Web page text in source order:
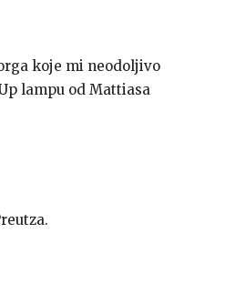
koje mi neodoljivo
lampu od Mattiasa